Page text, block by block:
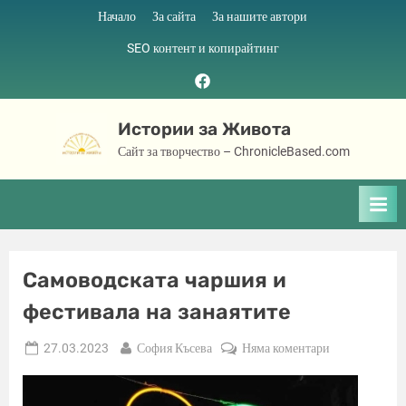
Начало За сайта За нашите автори
SEO контент и копирайтинг
Facebook
page
Истории за Живота
Сайт за творчество – ChronicleBased.com
Самоводската чаршия и
фестивала на занаятите
Posted
27.03.2023 By
София Късева Няма коментариза